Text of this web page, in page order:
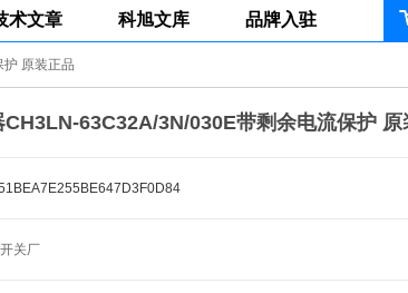
术文章 科旭文库 品牌入驻
原装正品
63C32A/3N/030E带剩余电流保护 原
关厂